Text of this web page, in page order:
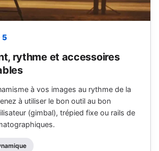
rythme et accessoires
à vos images au rythme de la
à utiliser le bon outil au bon
(gimbal), trépied fixe ou rails de